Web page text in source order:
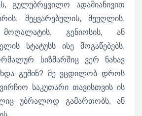
გულუბრყვილო ადამიანივით
შეყვარებულის, მეუღლის,
მოღალატის, გენიოსის, ან
სტატუსს ისე მოგაწებებს,
სიზმარშიც ვერ ნახავ
გუშინ? მე ვცდილობ დროს
საკუთარი თავისთვის ის
უბრალოდ გამართობს, ან